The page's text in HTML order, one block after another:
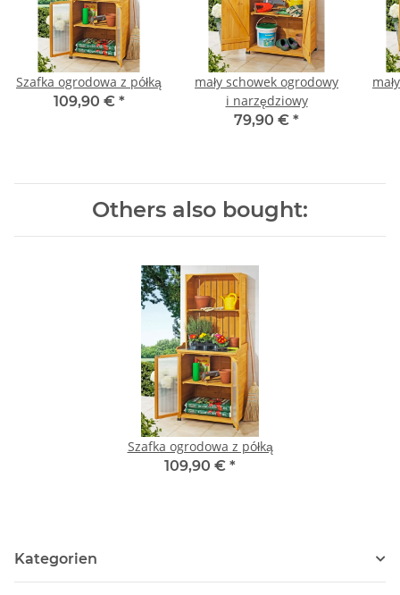
Szafka ogrodowa z półką
109,90 € *
mały schowek ogrodowy
i narzędziowy
79,90 € *
Others also bought:
Szafka ogrodowa z półką
109,90 € *
Kategorien